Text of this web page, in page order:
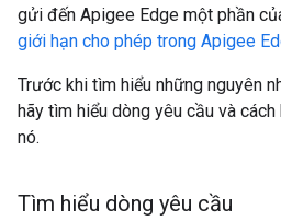
gửi đến Apigee Edge một phần
giới hạn cho phép trong Apigee
Trước khi tìm hiểu những nguyên
hãy tìm hiểu dòng yêu cầu và
nó.
Tìm hiểu dòng yêu cầu